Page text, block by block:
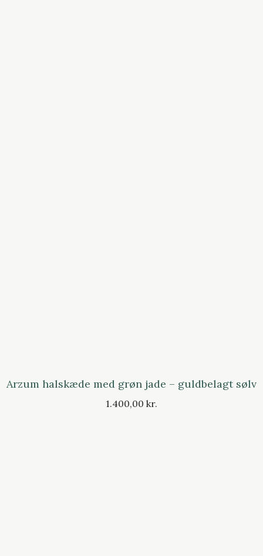
Arzum halskæde med grøn jade – guldbelagt sølv
1.400,00 kr.